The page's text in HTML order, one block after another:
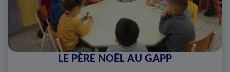
LE PÈRE NOËL AU GAPP